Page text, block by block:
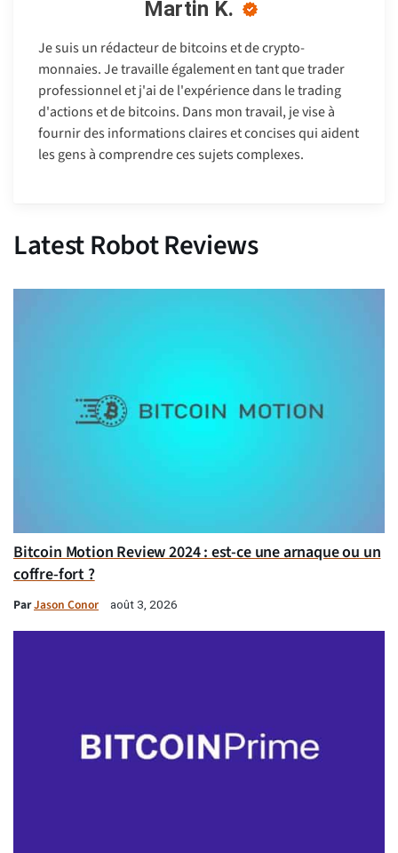
Martin K.
Je suis un rédacteur de bitcoins et de crypto-
monnaies. Je travaille également en tant que trader
professionnel et j'ai de l'expérience dans le trading
d'actions et de bitcoins. Dans mon travail, je vise à
fournir des informations claires et concises qui aident
les gens à comprendre ces sujets complexes.
Latest Robot Reviews
Bitcoin Motion Review 2024 : est-ce une arnaque ou un
coffre-fort ?
ParJason Conor août 3, 2026